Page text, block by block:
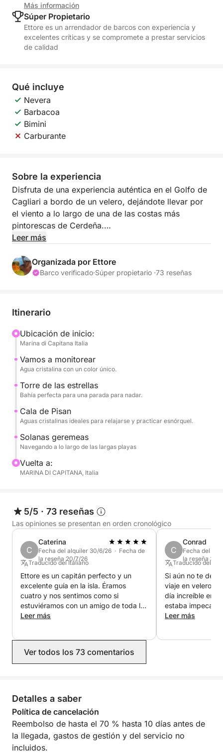
Más información
Súper Propietario
Ettore es un arrendador de barcos con experiencia y
excelentes críticas y se compromete a prestar servicios
de calidad
Qué incluye
Nevera
Barbacoa
Bimini
Carburante
Sobre la experiencia
Disfruta de una experiencia auténtica en el Golfo de
Cagliari a bordo de un velero, dejándote llevar por
el viento a lo largo de una de las costas más
pintorescas de Cerdeña.
perfecto para quienes desean escapar de la rutina
diaria y sumergirse por completo en la naturaleza.
impresionantes.
Durante el día, navegarás a lo largo de la costa,
pasando por acantilados blancos y calas
escondidas, con paradas para nadar en aguas
cristalinas como Cala Fighera, Cala Mosca y la Silla
del Diablo, un símbolo icónico de Cagliari. Las
aguas transparentes son perfectas para nadar,
marina y experimentar el mar en completa
tranquilidad. El ritmo es flexible y relajado, con
tiempo suficiente para descansar y descubrir.
autenticidad, naturaleza y libertad.
Reserva ahora en Click&Boat y descubre Cagliari
navegando.
Leer más
Organizada por Ettore
Barco verificado·Súper propietario ·73 reseñas
Itinerario
Ubicación de inicio:
Marina di Capitana Italia
Vamos a monitorear
Agua cristalina con un color único.
Torre de las estrellas
Bahía perfecta para una parada para nadar.
Cala de Pisan
Aguas cristalinas ideales para relajarse y practicar esnórquel.
Solanas geremeas
Navegando a lo largo de las largas playas
Vuelta a:
MARINA DI CAPITANA, Italia
5/5 · 73 reseñas
Las opiniones se presentan en orden cronológico
C
Caterina
Fecha del alquiler 30/6/26 · Fecha de
la reseña 20/7/26
Traducido del Italiano
Ettore es un capitán perfecto y un
excelente guía en la isla. Éramos
cuatro y nos sentimos como si
estuviéramos con un amigo de toda la
vida. Muy recomendable, muy atento
Leer más
C
Conrad
Fecha del
la reseña 30/
Traducido del
Si aún no te
viaje en velero,
día increíble en
estaba
perfecto estado.
Ettore! ¡Ojalá
completa todo el
Leer más
Ver todos los 73 comentarios
Detalles a saber
Política de cancelación
Reembolso de hasta el 70 % hasta 10 días antes de
la llegada, gastos de gestión y del servicio no
incluidos.